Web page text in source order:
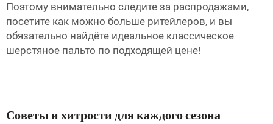
Поэтому внимательно следите за распродажами,
посетите как можно больше ритейлеров, и вы
обязательно найдёте идеальное классическое
шерстяное пальто по подходящей цене!
Советы и хитрости для каждого сезона